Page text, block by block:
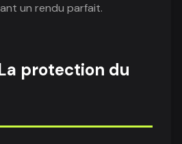
un rendu parfait.
protection du